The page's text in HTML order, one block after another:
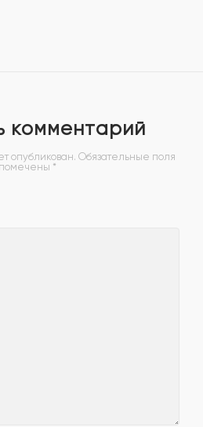
комментарий
опубликован. Обязательные поля
помечены *